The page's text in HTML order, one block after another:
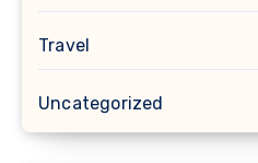
Travel
Uncategorized